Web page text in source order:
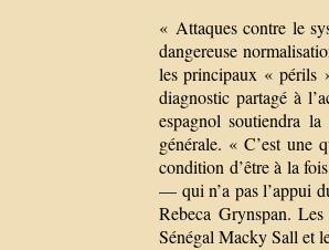
« Attaques contre le
dangereuse
les principaux « périls
diagnostic partagé à
espagnol soutiendra
générale. « C’est une
condition d’être à la
— qui n’a pas l’appui
Rebeca Grynspan.
Sénégal Macky Sall et